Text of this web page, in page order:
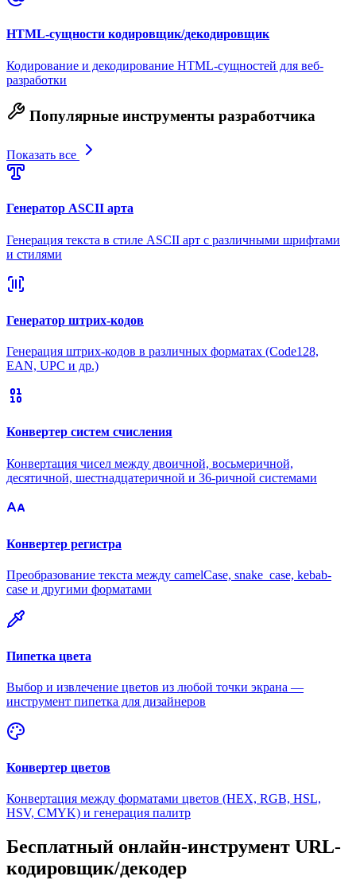
HTML-сущности кодировщик/декодировщик
Кодирование и декодирование HTML-сущностей для веб-
разработки
Популярные инструменты разработчика
Показать все
Генератор ASCII арта
Генерация текста в стиле ASCII арт с различными шрифтами
и стилями
Генератор штрих-кодов
Генерация штрих-кодов в различных форматах (Code128,
EAN, UPC и др.)
Конвертер систем счисления
Конвертация чисел между двоичной, восьмеричной,
десятичной, шестнадцатеричной и 36-ричной системами
Конвертер регистра
Преобразование текста между camelCase, snake_case, kebab-
case и другими форматами
Пипетка цвета
Выбор и извлечение цветов из любой точки экрана —
инструмент пипетка для дизайнеров
Конвертер цветов
Конвертация между форматами цветов (HEX, RGB, HSL,
HSV, CMYK) и генерация палитр
Бесплатный онлайн-инструмент URL-
кодировщик/декодер